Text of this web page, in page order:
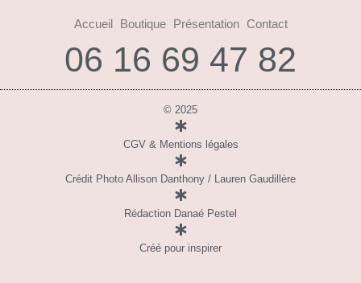
Accueil Boutique Présentation Contact
06 16 69 47 82
© 2025
CGV & Mentions légales
Crédit Photo Allison Danthony / Lauren Gaudillère
Rédaction Danaé Pestel
Créé pour inspirer